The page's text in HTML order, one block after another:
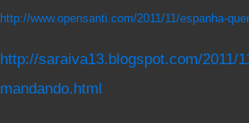
http://www.opensanti.com/2011/11/espanha-
http://saraiva13.blogspot.com/2011/
mandando.html